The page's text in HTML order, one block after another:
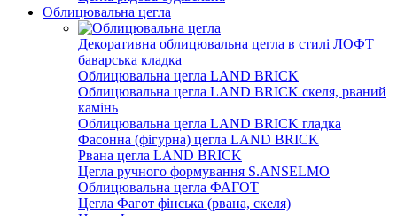
Облицювальна цегла
Декоративна облицювальна цегла в стилі ЛОФТ
баварська кладка
Облицювальна цегла LAND BRICK
Облицювальна цегла LAND BRICK скеля, рваний
камінь
Облицювальна цегла LAND BRICK гладка
Фасонна (фігурна) цегла LAND BRICK
Рвана цегла LAND BRICK
Цегла ручного формування S.ANSELMO
Облицювальна цегла ФАГОТ
Цегла Фагот фінська (рвана, скеля)